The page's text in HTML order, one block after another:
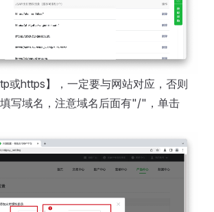
或https】，一定要与网站对应，否则
写域名，注意域名后面有"/"，单击